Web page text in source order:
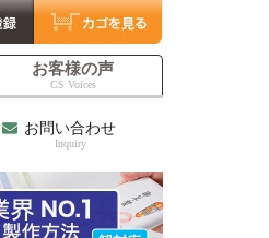
お客様の声
CS Voices
お問い合わせ
Inquiry